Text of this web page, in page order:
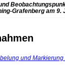
Grafenberg am 9.